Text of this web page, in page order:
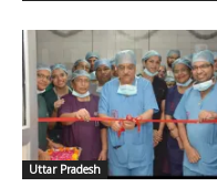
Uttar Pradesh